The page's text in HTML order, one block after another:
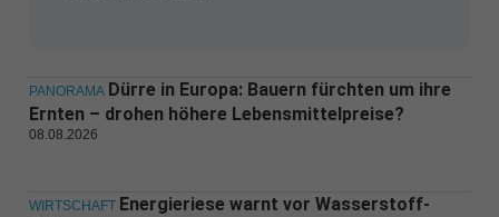
PANORAMA Dürre in Europa: Bauern fürchten um ihre
Ernten – drohen höhere Lebensmittelpreise?
08.08.2026
WIRTSCHAFT Energieriese warnt vor Wasserstoff-